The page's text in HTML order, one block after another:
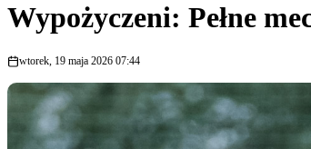
Wypożyczeni: Pełne
wtorek, 19 maja 2026 07:44